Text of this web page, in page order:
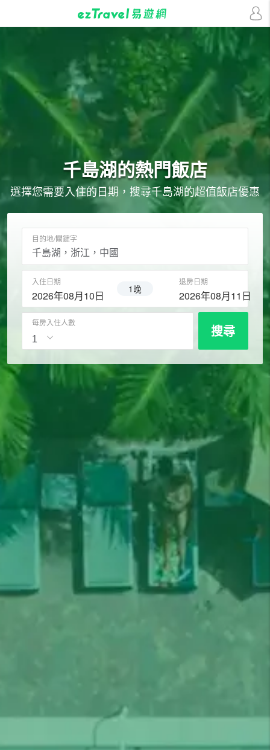
千島湖的熱門飯店
選擇您需要入住的日期，搜尋千島湖的超值飯店優惠
目的地/關鍵字
入住日期
2026年08月10日 1晚
退房日期
2026年08月11日
每房入住人數 搜尋